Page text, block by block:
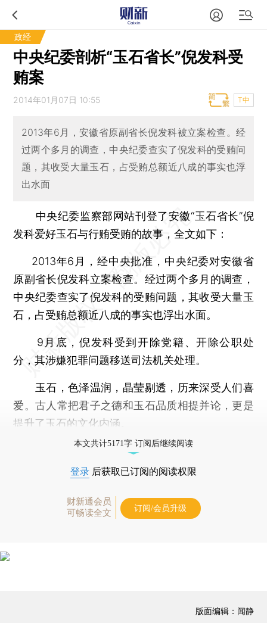
政经
中央纪委剖析“玉石省长”倪发科受
贿案
2014年01月07日 10:55 T中
2013年6月，安徽省原副省长倪发科被立案检查。经
过两个多月的调查，中央纪委查实了倪发科的受贿问
题，其收受大量玉石，占受贿总额近八成的事实也浮
出水面
中央纪委监察部网站刊登了安徽“玉石省长”倪
发科爱好玉石与行贿受贿的故事，全文如下：
2013年6月，经中央批准，中央纪委对安徽省
原副省长倪发科立案检查。经过两个多月的调查，
中央纪委查实了倪发科的受贿问题，其收受大量玉
石，占受贿总额近八成的事实也浮出水面。
9月底，倪发科受到开除党籍、开除公职处
分，其涉嫌犯罪问题移送司法机关处理。
玉石，色泽温润，晶莹剔透，历来深受人们喜
爱。古人常把君子之德和玉石品质相提并论，更是
提升了玉石的文化内涵。
本文共计5171字 订阅后继续阅读
登录 后获取已订阅的阅读权限
财新通会员
可畅读全文
订阅/会员升级
版面编辑：闻静